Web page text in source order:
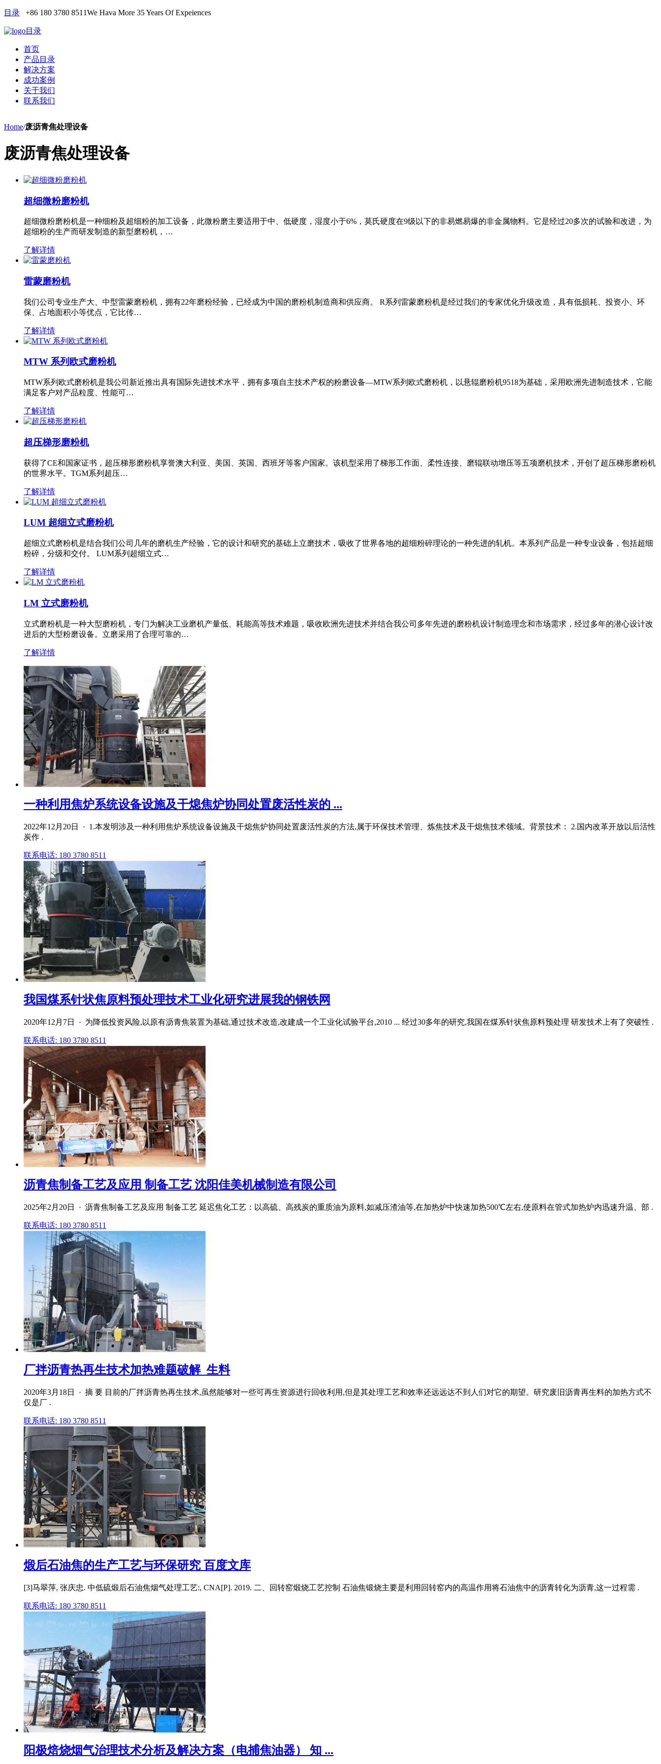
目录 +86 180 3780 8511We Hava More 35 Years Of Expeiences
目录
首页
产品目录
解决方案
成功案例
关于我们
联系我们
Home/废沥青焦处理设备
废沥青焦处理设备
超细微粉磨粉机
超细微粉磨粉机是一种细粉及超细粉的加工设备，此微粉磨主要适用于中、低硬度，湿度小于6%，莫氏硬度在9级以下的非易燃易爆的非金属物料。它是经过20多次的试验和改进，为
超细粉的生产而研发制造的新型磨粉机，…
了解详情
雷蒙磨粉机
我们公司专业生产大、中型雷蒙磨粉机，拥有22年磨粉经验，已经成为中国的磨粉机制造商和供应商。 R系列雷蒙磨粉机是经过我们的专家优化升级改造，具有低损耗、投资小、环
保、占地面积小等优点，它比传…
了解详情
MTW 系列欧式磨粉机
MTW系列欧式磨粉机是我公司新近推出具有国际先进技术水平，拥有多项自主技术产权的粉磨设备—MTW系列欧式磨粉机，以悬辊磨粉机9518为基础，采用欧洲先进制造技术，它能
满足客户对产品粒度、性能可…
了解详情
超压梯形磨粉机
获得了CE和国家证书，超压梯形磨粉机享誉澳大利亚、美国、英国、西班牙等客户国家。该机型采用了梯形工作面、柔性连接、磨辊联动增压等五项磨机技术，开创了超压梯形磨粉机
的世界水平。TGM系列超压…
了解详情
LUM 超细立式磨粉机
超细立式磨粉机是结合我们公司几年的磨机生产经验，它的设计和研究的基础上立磨技术，吸收了世界各地的超细粉碎理论的一种先进的轧机。本系列产品是一种专业设备，包括超细
粉碎，分级和交付。 LUM系列超细立式…
了解详情
LM 立式磨粉机
立式磨粉机是一种大型磨粉机，专门为解决工业磨机产量低、耗能高等技术难题，吸收欧洲先进技术并结合我公司多年先进的磨粉机设计制造理念和市场需求，经过多年的潜心设计改
进后的大型粉磨设备。立磨采用了合理可靠的…
了解详情
一种利用焦炉系统设备设施及干熄焦炉协同处置废活性炭的 ...
2022年12月20日 · 1.本发明涉及一种利用焦炉系统设备设施及干熄焦炉协同处置废活性炭的方法,属于环保技术管理、炼焦技术及干熄焦技术领域。背景技术： 2.国内改革开放以后活性
炭作 .
联系电话: 180 3780 8511
我国煤系针状焦原料预处理技术工业化研究进展我的钢铁网
2020年12月7日 · 为降低投资风险,以原有沥青焦装置为基础,通过技术改造,改建成一个工业化试验平台,2010 ... 经过30多年的研究,我国在煤系针状焦原料预处理 研发技术上有了突破性 .
联系电话: 180 3780 8511
沥青焦制备工艺及应用 制备工艺 沈阳佳美机械制造有限公司
2025年2月20日 · 沥青焦制备工艺及应用 制备工艺 延迟焦化工艺：以高硫、高残炭的重质油为原料,如减压渣油等,在加热炉中快速加热500℃左右,使原料在管式加热炉内迅速升温、部 .
联系电话: 180 3780 8511
厂拌沥青热再生技术加热难题破解_生料
2020年3月18日 · 摘 要 目前的厂拌沥青热再生技术,虽然能够对一些可再生资源进行回收利用,但是其处理工艺和效率还远远达不到人们对它的期望。研究废旧沥青再生料的加热方式不
仅是厂 .
联系电话: 180 3780 8511
煅后石油焦的生产工艺与环保研究 百度文库
[3]马翠萍, 张庆忠. 中低硫煅后石油焦烟气处理工艺:, CNA[P]. 2019. 二、回转窑煅烧工艺控制 石油焦锻烧主要是利用回转窑内的高温作用将石油焦中的沥青转化为沥青,这一过程需 .
联系电话: 180 3780 8511
阳极焙烧烟气治理技术分析及解决方案（电捕焦油器） 知 ...